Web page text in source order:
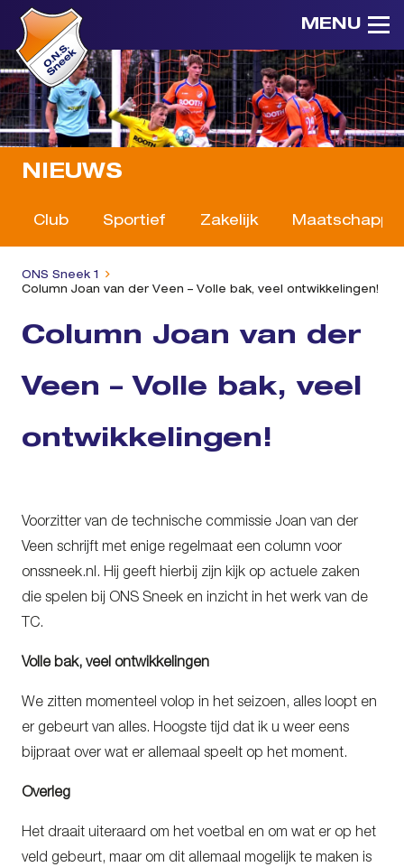
MENU
NIEUWS
Club Sportief Zakelijk
ONS Sneek 1
Column Joan van der Veen – Volle bak, veel ontwikkelingen!
Column Joan van der
Veen – Volle bak, veel
ontwikkelingen!
Voorzitter van de technische commissie Joan van der
Veen schrijft met enige regelmaat een column voor
onssneek.nl. Hij geeft hierbij zijn kijk op actuele zaken
die spelen bij ONS Sneek en inzicht in het werk van de
TC.
Volle bak, veel ontwikkelingen
We zitten momenteel volop in het seizoen, alles loopt en
er gebeurt van alles. Hoogste tijd dat ik u weer eens
bijpraat over wat er allemaal speelt op het moment.
Overleg
Het draait uiteraard om het voetbal en om wat er op het
veld gebeurt, maar om dit allemaal mogelijk te maken is